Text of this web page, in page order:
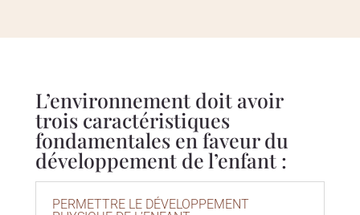
L’environnement doit avoir
trois caractéristiques
fondamentales en faveur du
développement de l’enfant :
PERMETTRE LE DÉVELOPPEMENT